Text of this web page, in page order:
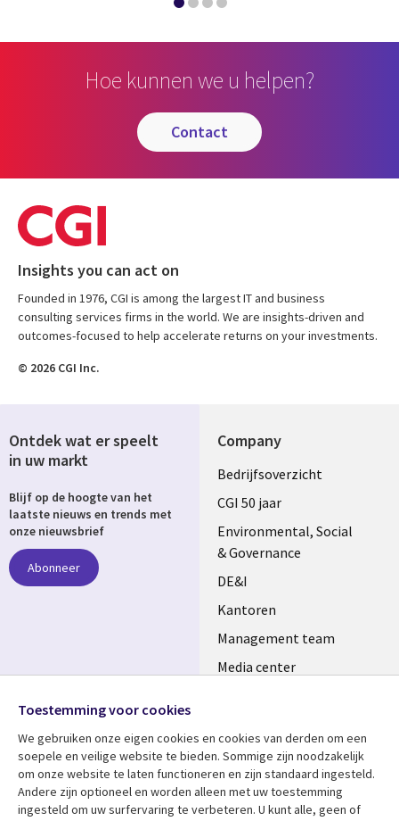
Hoe kunnen we u helpen?
contact
Insights you can act on
Founded in 1976, CGI is among the largest IT and business
consulting services firms in the world. We are insights-driven and
outcomes-focused to help accelerate returns on your investments.
© 2026 CGI Inc.
Company
Useful
links
NETHERLANDS
Bedrijfsoverzicht
CGI 50 jaar
Environmental, Social
& Governance
DE&I
Kantoren
Management team
Media center
Bekijk meer Support
Ontdek wat er speelt
in uw markt
Blijf op de hoogte van het
laatste nieuws en trends met
onze nieuwsbrief
Abonneer
Media
NETHERLANDS
Toestemming voor cookies
We gebruiken onze eigen cookies en cookies van derden om een ​​
soepele en veilige website te bieden. Sommige zijn noodzakelijk
om onze website te laten functioneren en zijn standaard ingesteld.
Andere zijn optioneel en worden alleen met uw toestemming
ingesteld om uw surfervaring te verbeteren. U kunt alle, geen of